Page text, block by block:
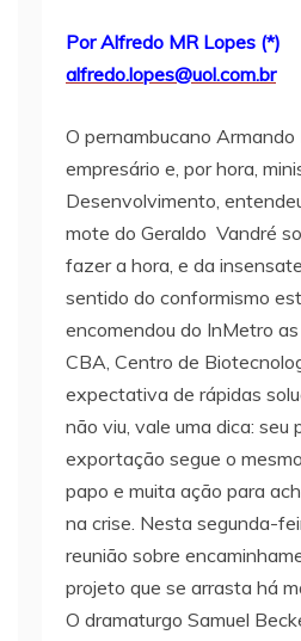
Por Alfredo MR Lopes (*)
alfredo.lopes@uol.com.br
O pernambucano Armando
empresário e, por hora,
Desenvolvimento,
mote do Geraldo Vandré
fazer a hora, e da
sentido do conformismo
encomendou do InMetro
CBA, Centro de
expectativa de rápidas
não viu, vale uma dica: seu
exportação segue o
papo e muita ação para
na crise. Nesta segunda-
reunião sobre
projeto que se arrasta há
O dramaturgo Samuel